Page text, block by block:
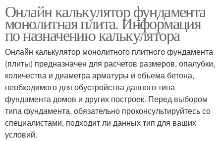
Онлайн калькулятор фундамента
монолитная плита. Информация
по назначению калькулятора
Онлайн калькулятор монолитного плитного фундамента
(плиты) предназначен для расчетов размеров, опалубки,
количества и диаметра арматуры и объема бетона,
необходимого для обустройства данного типа
фундамента домов и других построек. Перед выбором
типа фундамента, обязательно проконсультируйтесь со
специалистами, подходит ли данных тип для ваших
условий.